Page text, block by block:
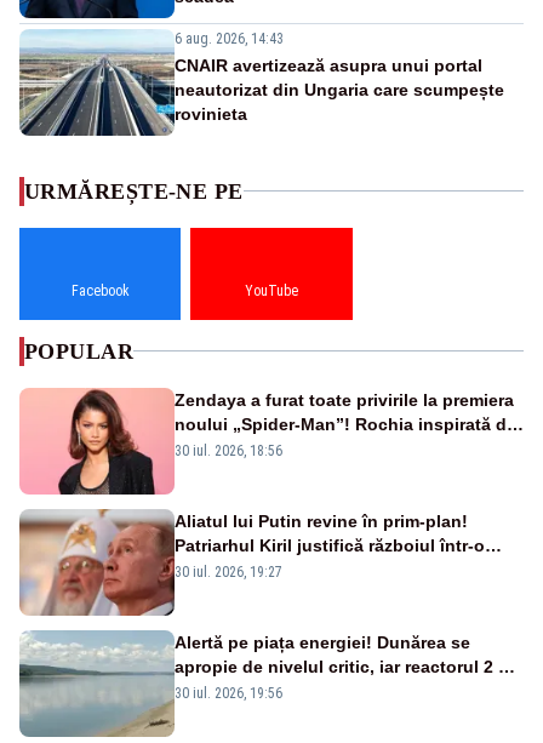
6 aug. 2026, 14:43
CNAIR avertizează asupra unui portal
neautorizat din Ungaria care scumpește
rovinieta
URMĂREȘTE-NE PE
Facebook YouTube
POPULAR
Zendaya a furat toate privirile la premiera
noului „Spider-Man”! Rochia inspirată de
pânza de păianjen a făcut senzație
30 iul. 2026, 18:56
Aliatul lui Putin revine în prim-plan!
Patriarhul Kiril justifică războiul într-o
nouă carte
30 iul. 2026, 19:27
Alertă pe piața energiei! Dunărea se
apropie de nivelul critic, iar reactorul 2 de
la Cernavodă ar putea fi oprit
30 iul. 2026, 19:56